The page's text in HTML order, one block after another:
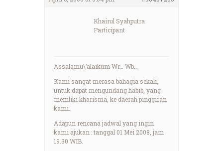
Khairul Syahputra
Participant
Assalamu\’alaikum Wr… Wb…
Kami sangat merasa bahagia sekali,
untuk dapat mengundang habib, yang
memliki kharisma, ke daerah pinggiran
kami.
Adapun rencana jadwal yang ingin
kami ajukan : tanggal 01 Mei 2008, jam
19.30 WIB.